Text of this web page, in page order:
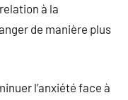
à la
de manière plus
l’anxiété face à